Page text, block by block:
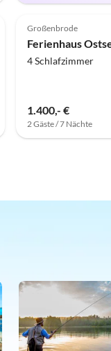
5.0 (1)
Großenbrode
Ferienhaus
4 Schlafzimmer
1.400,- €
2 Gäste / 7 Nächte